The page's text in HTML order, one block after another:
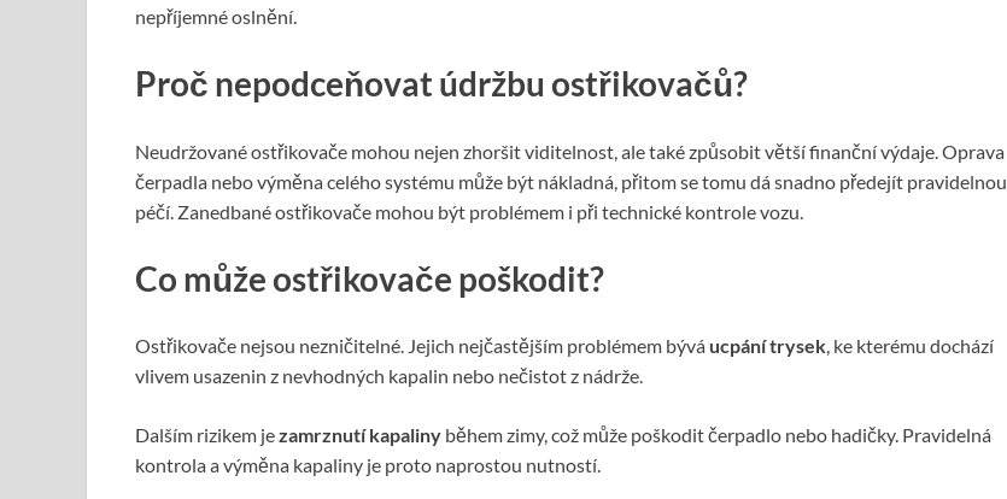
nepříjemné oslnění.
Proč nepodceňovat údržbu ostřikovačů?
Neudržované ostřikovače mohou nejen zhoršit viditelnost, ale také způsobit větší finanční výdaje. Oprava
čerpadla nebo výměna celého systému může být nákladná, přitom se tomu dá snadno předejít pravidelnou
péčí. Zanedbané ostřikovače mohou být problémem i při technické kontrole vozu.
Co může ostřikovače poškodit?
Ostřikovače nejsou nezničitelné. Jejich nejčastějším problémem bývá ucpání trysek, ke kterému dochází
vlivem usazenin z nevhodných kapalin nebo nečistot z nádrže.
Dalším rizikem jezamrznutí kapaliny během zimy, což může poškodit čerpadlo nebo hadičky. Pravidelná
kontrola a výměna kapaliny je proto naprostou nutností.